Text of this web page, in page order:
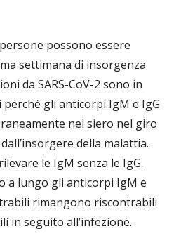
possono essere
settimana di insorgenza
da SARS-CoV-2 sono in
gli anticorpi IgM e IgG
nel siero nel giro
della malattia.
le IgM senza le IgG.
a lungo gli anticorpi IgM e
rimangono riscontrabili
in seguito all’infezione.